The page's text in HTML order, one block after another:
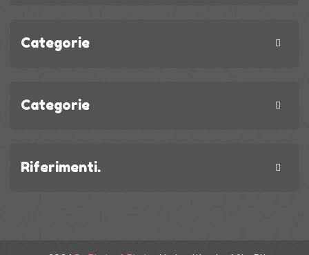
Categorie
Categorie
Riferimenti.